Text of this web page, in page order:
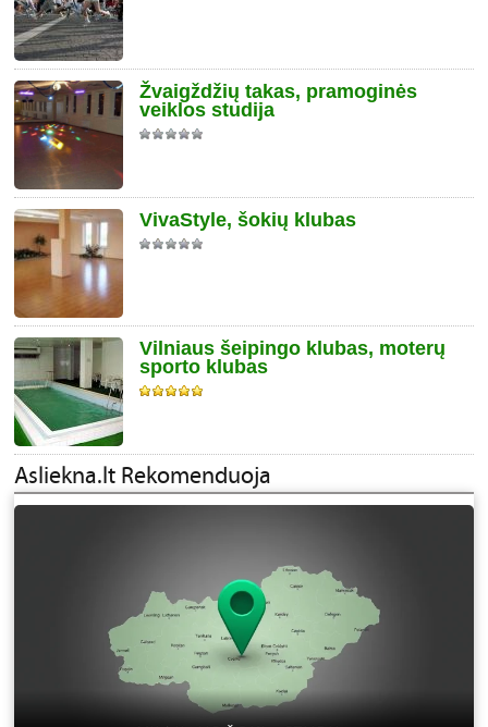
Žvaigždžių takas, pramoginės
veiklos studija
VivaStyle, šokių klubas
Vilniaus šeipingo klubas, moterų
sporto klubas